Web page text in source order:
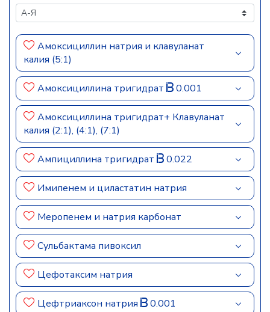
Амоксициллин натрия и клавуланат
калия (5:1)
Амоксициллина тригидрат 0.001
Амоксициллина тригидрат+ Клавуланат
калия (2:1), (4:1), (7:1)
Ампициллина тригидрат 0.022
Имипенем и циластатин натрия
Меропенем и натрия карбонат
Сульбактама пивоксил
Цефотаксим натрия
Цефтриаксон натрия 0.001